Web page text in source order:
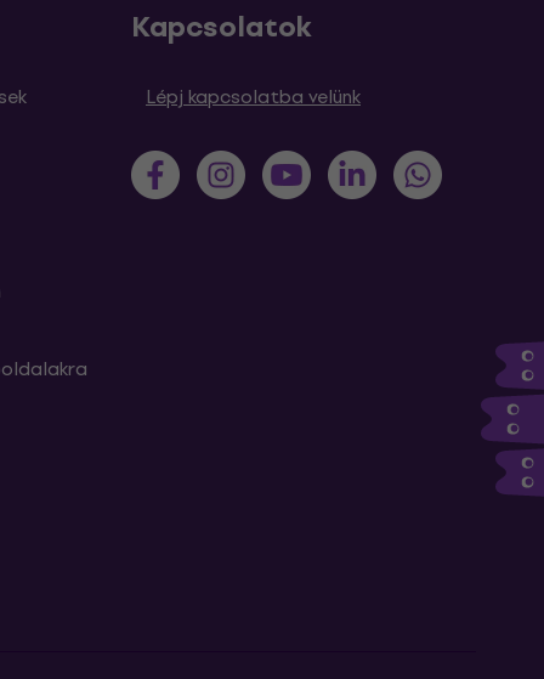
Kapcsolatok
Lépj kapcsolatba velünk